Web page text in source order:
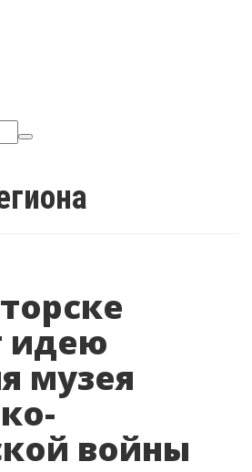
идею
музея
войны